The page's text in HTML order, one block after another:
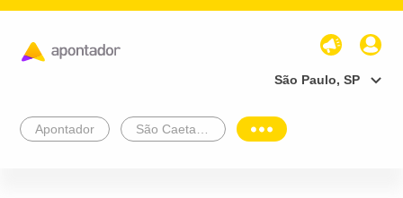
São Paulo, SP
Apontador